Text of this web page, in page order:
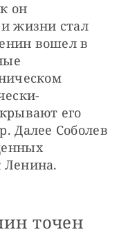
он
жизни стал
вошел в
его
Далее Соболев
Ленина.
точен